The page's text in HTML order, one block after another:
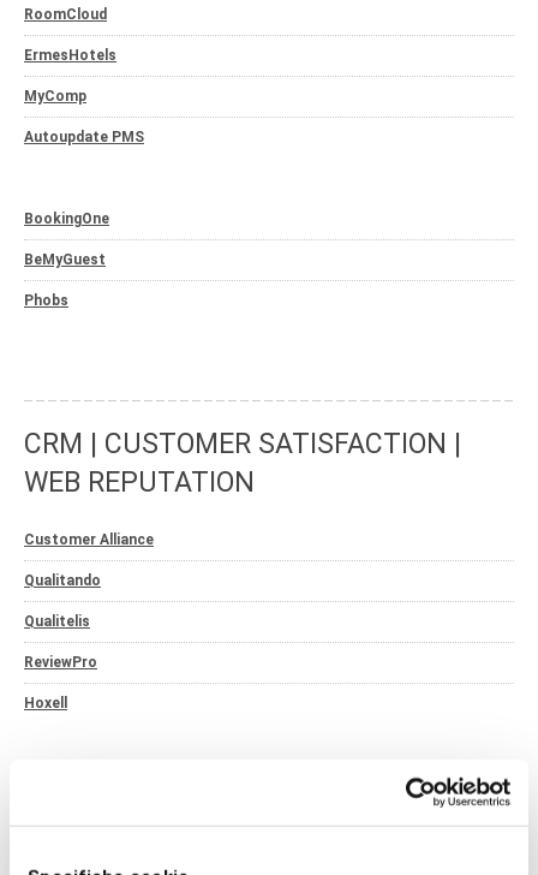
RoomCloud
ErmesHotels
MyComp
Autoupdate PMS
BookingOne
BeMyGuest
Phobs
CRM | CUSTOMER SATISFACTION |
WEB REPUTATION
Customer Alliance
Qualitando
Qualitelis
ReviewPro
Hoxell